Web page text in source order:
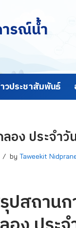
ารณ์น้ำ
วประชาสัมพันธ์
ง ประจำวั
by Taweekit
ปสถาน